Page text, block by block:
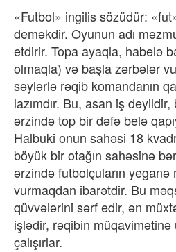
«Futbol» ingilis sözüdür:
deməkdir. Oyunun adı
etdirir. Topa ayaqla, habelə
olmaqla) və başla zərbələr
səylərlə rəqib komandanın
lazımdır. Bu, asan iş
ərzində top bir dəfə belə
Halbuki onun sahəsi 18
böyük bir otağın sahəsinə
ərzində futbolçuların yeganə
vurmaqdan ibarətdir. Bu
qüvvələrini sərf edir, ən
işlədir, rəqibin
çalışırlar.